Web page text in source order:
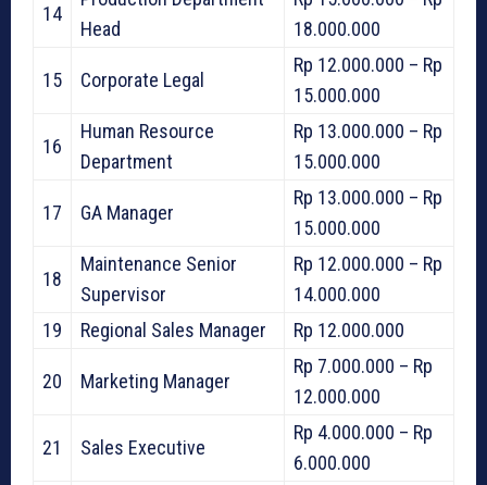
14
Head
18.000.000
15 Corporate Legal
Rp 12.000.000 – Rp
15.000.000
16
Human Resource
Department
Rp 13.000.000 – Rp
15.000.000
17 GA Manager
Rp 13.000.000 – Rp
15.000.000
18
Maintenance Senior
Supervisor
Rp 12.000.000 – Rp
14.000.000
19
Regional Sales Manager Rp 12.000.000
20 Marketing Manager
Rp 7.000.000 – Rp
12.000.000
21 Sales Executive
Rp 4.000.000 – Rp
6.000.000